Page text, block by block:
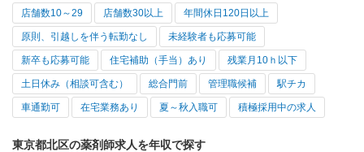
店舗数10～29 店舗数30以上 年間休日120日以上
原則、引越しを伴う転勤なし 未経験者も応募可能
新卒も応募可能 住宅補助（手当）あり 残業月10ｈ以下
土日休み（相談可含む） 総合門前 管理職候補 駅チカ
車通勤可 在宅業務あり 夏～秋入職可 積極採用中の求人
東京都北区の薬剤師求人を年収で探す